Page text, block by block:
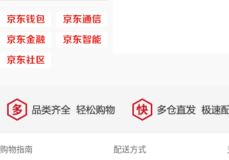
多 品类齐全，轻松购物 快 多仓直发，极速配
购物指南 配送方式